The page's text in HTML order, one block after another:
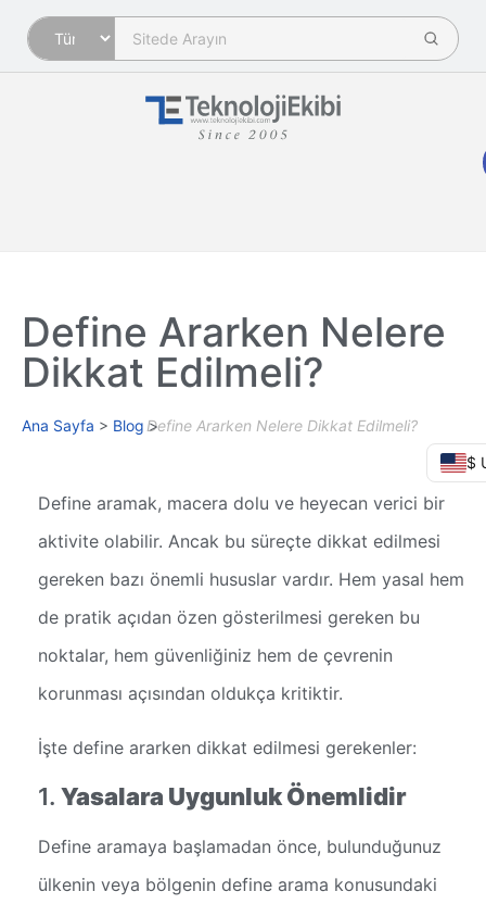
$
Define Ararken Nelere
Dikkat Edilmeli?
Define Ararken Nelere Dikkat Edilmeli?
Ana Sayfa > Blog >
Define aramak, macera dolu ve heyecan verici bir
aktivite olabilir. Ancak bu süreçte dikkat edilmesi
gereken bazı önemli hususlar vardır. Hem yasal hem
de pratik açıdan özen gösterilmesi gereken bu
noktalar, hem güvenliğiniz hem de çevrenin
korunması açısından oldukça kritiktir.
İşte define ararken dikkat edilmesi gerekenler:
1. Yasalara Uygunluk Önemlidir
Define aramaya başlamadan önce, bulunduğunuz
ülkenin veya bölgenin define arama konusundaki